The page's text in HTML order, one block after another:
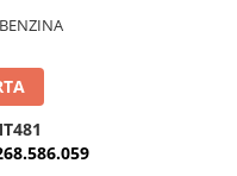
BENZINA